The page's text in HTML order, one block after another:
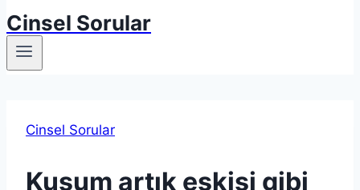
Cinsel Sorular
Cinsel Sorular
Kuşum artık eskisi gibi